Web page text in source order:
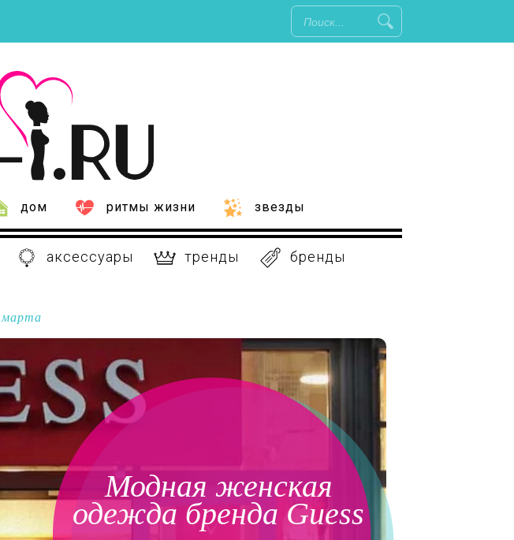
дом ритмы жизни звезды
аксессуары тренды бренды
Модная женская
одежда бренда Guess